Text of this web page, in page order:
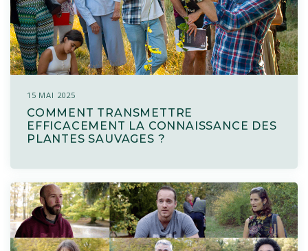
15 MAI 2025
COMMENT TRANSMETTRE
EFFICACEMENT LA CONNAISSANCE DES
PLANTES SAUVAGES ?